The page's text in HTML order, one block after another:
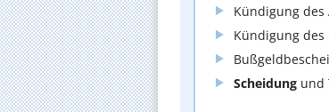
Kündigung des
Kündigung des
Scheidung und